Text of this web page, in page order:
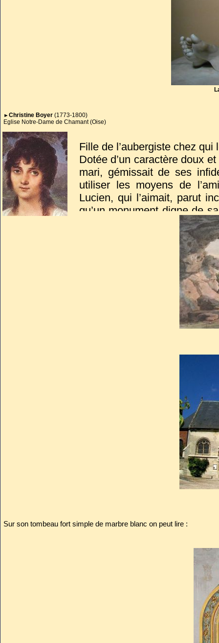
Fille de l’aubergiste chez
Dotée d’un caractère doux
mari, gémissait de ses
utiliser les moyens de
Lucien, qui l’aimait, parut
qu’un monument digne de
Plessis-Chamant (Oise)
En 1816, à la vente du
nouvelle tombe en l’église
Bien qu’inscrit aux
►Christine Boyer (1773-1800)
Eglise Notre-Dame de Chamant (Oise)
Sur son tombeau fort simple de marbre blanc on peut lire :